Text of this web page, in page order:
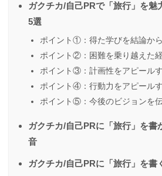
ガクチカ/自己PRで「旅行」を魅
5選
ポイント①：得た学びを結論か
ポイント②：困難を乗り越えた
ポイント③：計画性をアピール
ポイント④：行動力をアピール
ポイント⑤：今後のビジョンを
ガクチカ/自己PRに「旅行」を書
音
ガクチカ/自己PRに「旅行」を書